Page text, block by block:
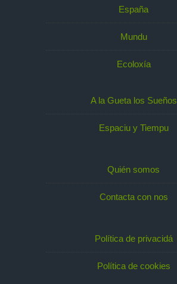
España
Mundu
Ecoloxía
A la Gueta los Sueños
Espaciu y Tiempu
Quién somos
Contacta con nos
Política de privacidá
Política de cookies